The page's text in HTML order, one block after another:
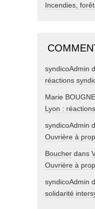
Incendies,
syndicoAdmin
réactions
Marie
Lyon :
syndicoAdmin
Ouvrière à
Boucher dans
Ouvrière à
syndicoAdmin
solidarité